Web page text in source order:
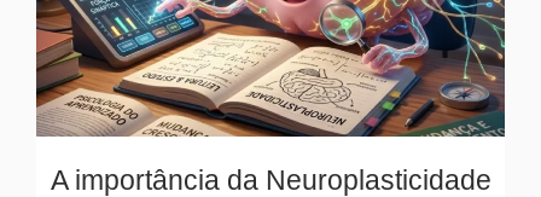
A importância da Neuroplasticidade